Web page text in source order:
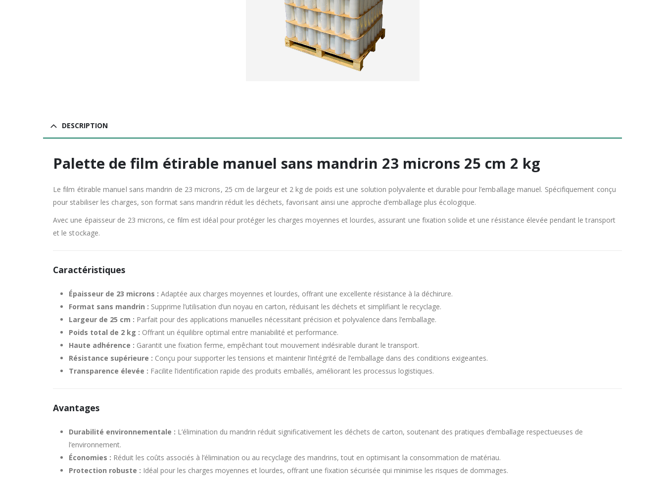
DESCRIPTION
Palette de film étirable manuel sans mandrin 23 microns 25 cm 2 kg
Le film étirable manuel sans mandrin de 23 microns, 25 cm de largeur et 2 kg de poids est une solution polyvalente et durable pour l’emballage manuel. Spécifiquement conçu
pour stabiliser les charges, son format sans mandrin réduit les déchets, favorisant ainsi une approche d’emballage plus écologique.
Avec une épaisseur de 23 microns, ce film est idéal pour protéger les charges moyennes et lourdes, assurant une fixation solide et une résistance élevée pendant le transport
et le stockage.
Caractéristiques
Épaisseur de 23 microns : Adaptée aux charges moyennes et lourdes, offrant une excellente résistance à la déchirure.
Format sans mandrin : Supprime l’utilisation d’un noyau en carton, réduisant les déchets et simplifiant le recyclage.
Largeur de 25 cm : Parfait pour des applications manuelles nécessitant précision et polyvalence dans l’emballage.
Poids total de 2 kg : Offrant un équilibre optimal entre maniabilité et performance.
Haute adhérence : Garantit une fixation ferme, empêchant tout mouvement indésirable durant le transport.
Résistance supérieure : Conçu pour supporter les tensions et maintenir l’intégrité de l’emballage dans des conditions exigeantes.
Transparence élevée : Facilite l’identification rapide des produits emballés, améliorant les processus logistiques.
Avantages
Durabilité environnementale : L’élimination du mandrin réduit significativement les déchets de carton, soutenant des pratiques d’emballage respectueuses de
l’environnement.
Économies : Réduit les coûts associés à l’élimination ou au recyclage des mandrins, tout en optimisant la consommation de matériau.
Protection robuste : Idéal pour les charges moyennes et lourdes, offrant une fixation sécurisée qui minimise les risques de dommages.